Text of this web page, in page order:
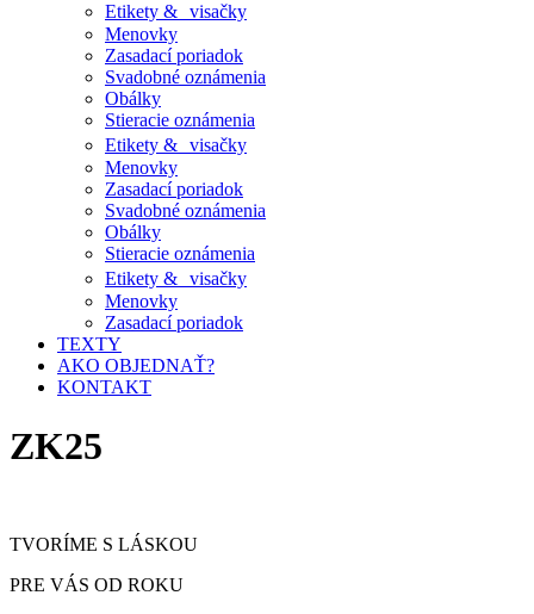
Etikety & visačky
Menovky
Zasadací poriadok
Svadobné oznámenia
Obálky
Stieracie oznámenia
Etikety & visačky
Menovky
Zasadací poriadok
Svadobné oznámenia
Obálky
Stieracie oznámenia
Etikety & visačky
Menovky
Zasadací poriadok
TEXTY
AKO OBJEDNAŤ?
KONTAKT
ZK25
TVORÍME S LÁSKOU
PRE VÁS OD ROKU